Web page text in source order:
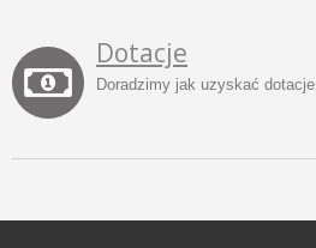
Dotacje
Doradzimy jak uzyskać dotacje.